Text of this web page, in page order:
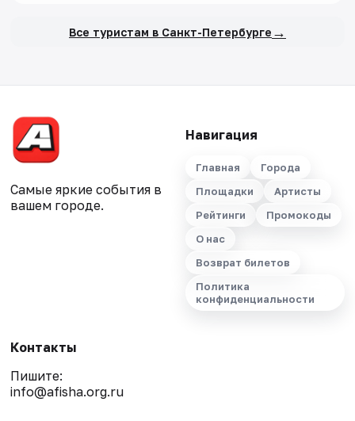
Все туристам в Санкт-Петербурге →
Самые яркие события в
вашем городе.
Навигация
Главная
Города
Площадки
Артисты
Рейтинги
Промокоды
О нас
Возврат билетов
Политика
конфиденциальности
Контакты
Пишите:
info@afisha.org.ru